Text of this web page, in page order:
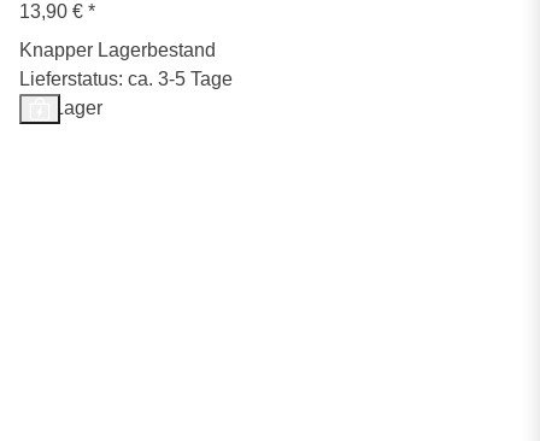
13,90 € *
Knapper Lagerbestand
Lieferstatus: ca. 3-5 Tage
Auf Lager